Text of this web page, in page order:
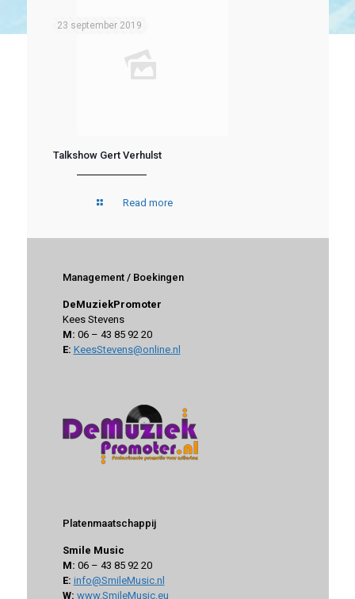
23 september 2019
Talkshow Gert Verhulst
Read more
Management / Boekingen
DeMuziekPromoter
Kees Stevens
M: 06 – 43 85 92 20
E: KeesStevens@online.nl
Platenmaatschappij
Smile Music
M: 06 – 43 85 92 20
E: info@SmileMusic.nl
W: www.SmileMusic.eu